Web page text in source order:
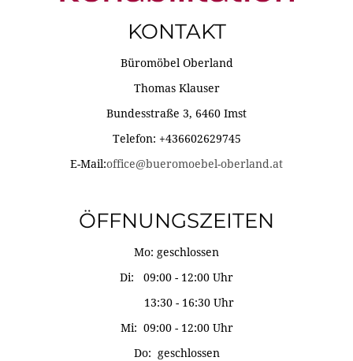
KONTAKT
Büromöbel Oberland
Thomas Klauser
Bundesstraße 3, 6460 Imst
Telefon: +436602629745
E-Mail:office@bueromoebel-oberland.at
ÖFFNUNGSZEITEN
Mo: geschlossen
Di: 09:00 - 12:00 Uhr
13:30 - 16:30 Uhr
Mi: 09:00 - 12:00 Uhr
Do: geschlossen